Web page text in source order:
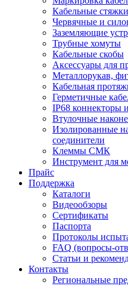
Кабельные
Червячные и
Заземляющие
Трубные хомуты
Кабельные скобы
Аксессуары для
Металлорукав,
Кабельная
Герметичные
IP68 коннекторы
Втулочные
Изолированные
соединители
Клеммы СМК
Инструмент для
Прайс
Поддержка
Каталоги
Видеообзоры
Сертификаты
Паспорта
Протоколы
FAQ (вопросы-
Статьи и
Контакты
Региональные